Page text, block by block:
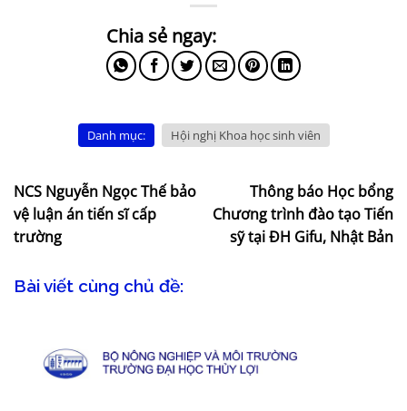
Danh mục: Hội nghị Khoa học sinh viên
NCS Nguyễn Ngọc Thế bảo
vệ luận án tiến sĩ cấp
trường
Thông báo Học bổng
Chương trình đào tạo Tiến
sỹ tại ĐH Gifu, Nhật Bản
Bài viết cùng chủ đề: